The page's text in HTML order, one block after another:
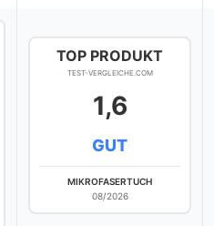
TOP PRODUKT
TEST-VERGLEICHE.COM
1,6
GUT
MIKROFASERTUCH
08/2026